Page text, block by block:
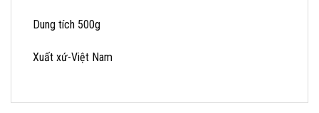
Dung tích 500g
Xuất xứ-Việt Nam